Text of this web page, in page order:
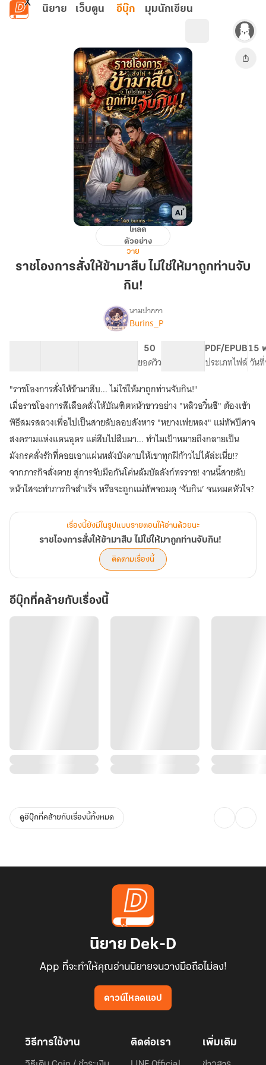
ข้ามไปยังเนื้อหาหลัก
นิยาย เว็บตูน อีบุ๊ก มุมนักเขียน
ราชโองการ
ให้
ท่าน
จับ
กิน!
โหลด
ตัวอย่าง
วาย
ราชโองการสั่งให้ข้ามาสืบ ไม่ใช่ให้มาถูกท่านจับ
กิน!
เรื่อง
สั่ง
ให้
ข้า
มา
สืบ
ไม่ใช่
ให้
มา
ถูก
ท่าน
จับ
กิน!
นามปากกา
Burins_P
50
ยอดวิว
PDF/EPUB
ประเภทไฟล์
15
วัน
"ราชโองการสั่งให้ข้ามาสืบ... ไม่ใช่ให้มาถูกท่านจับกิน!"
เมื่อราชโองการสีเลือดสั่งให้บัณฑิตหน้าขาวอย่าง "หลิวอวิ๋นซี" ต้องเข้า
พิธีสมรสลวงเพื่อไปเป็นสายลับลอบสังหาร "หยางเฟยหลง" แม่ทัพปีศาจ
สงครามแห่งแดนอุดร แต่สืบไปสืบมา... ทำไมเป้าหมายถึงกลายเป็น
มังกรคลั่งรักที่คอยเอาแผ่นหลังบังดาบให้เขาทุกฝีก้าวไปได้ล่ะเนี่ย!?
จากภารกิจสั่งตาย สู่การจับมือกันโค่นล้มบัลลังก์ทรราช! งานนี้สายลับ
หน้าใสจะทำภารกิจสำเร็จ หรือจะถูกแม่ทัพจอมดุ ‘จับกิน’ จนหมดหัวใจ?
เรื่องนี้ยังมีในรูปแบบรายตอนให้อ่านด้วยนะ
ราชโองการสั่งให้ข้ามาสืบ ไม่ใช่ให้มาถูกท่านจับกิน!
ติดตามเรื่องนี้
อีบุ๊กที่คล้ายกับเรื่องนี้
ดูอีบุ๊กที่คล้ายกับเรื่องนี้ทั้งหมด
นิยาย Dek-D
App ที่จะทำให้คุณอ่านนิยายจนวางมือถือไม่ลง!
ดาวน์โหลดแอป
วิธีการใช้งาน ติดต่อเรา เพิ่มเติม